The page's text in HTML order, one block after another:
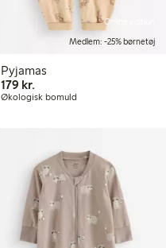
Online edition
Medlem: -25% børnetøj
Pyjamas
179 kr.
Økologisk bomuld